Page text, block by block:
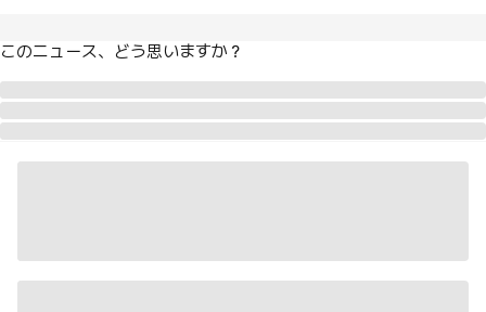
このニュース、どう思いますか？